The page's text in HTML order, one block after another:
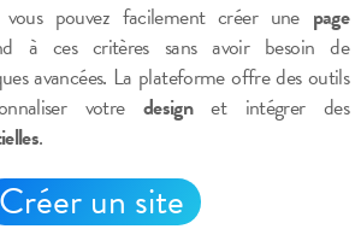
pouvez facilement créer une page
à ces critères sans avoir besoin de
avancées. La plateforme offre des outils
votre designet intégrer des
.
Créer un site